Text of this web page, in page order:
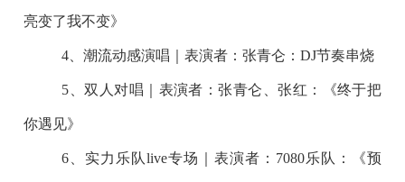
亮变了我不变》
4、潮流动感演唱｜表演者：张青仑：DJ节奏串烧
5、双人对唱｜表演者：张青仑、张红：《终于把
你遇见》
6、实力乐队live专场｜表演者：7080乐队：《预